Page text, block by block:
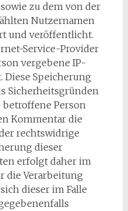
zu dem von der
Nutzernamen
und veröffentlicht.
Service-Provider
vergebene IP-
Speicherung
Sicherheitsgründen
betroffene Person
Kommentar die
rechtswidrige
dieser
erfolgt daher im
die Verarbeitung
dieser im Falle